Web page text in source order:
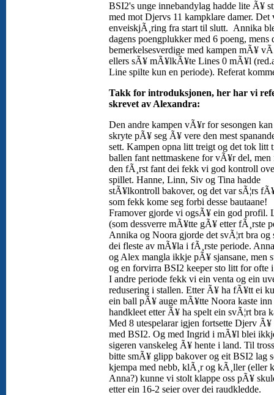
BSI2's unge innebandylag hadde lite Ã¥
med mot Djervs 11 kampklare damer. Det
enveiskjÃ¸ring fra start til slutt. Annika
dagens poengplukker med 6 poeng, mens
bemerkelsesverdige med kampen mÃ¥
ellers sÃ¥ mÃ¥lkÃ¥te Lines 0 mÃ¥l
Line spilte kun en periode). Referat
Takk for introduksjonen, her har vi
skrevet av Alexandra:
Den andre kampen vÃ¥r for sesongen
skryte pÃ¥ seg Ã¥ vere den mest
sett. Kampen opna litt treigt og det tok litt
ballen fant nettmaskene for vÃ¥r del,
den fÃ¸rst fant dei fekk vi god kontroll
spillet. Hanne, Linn, Siv og Tina hadde
stÃ¥lkontroll bakover, og det var sÃ¦rs
som fekk kome seg forbi desse bautaane!
Framover gjorde vi ogsÃ¥ ein god profil.
(som dessverre mÃ¥tte gÃ¥ etter fÃ¸rste
Annika og Noora gjorde det svÃ¦rt bra og
dei fleste av mÃ¥la i fÃ¸rste periode.
og Alex mangla ikkje pÃ¥ sjansane, men
og en forvirra BSI2 keeper sto litt for ofte
I andre periode fekk vi ein venta og ein
redusering i stallen. Etter Ã¥ ha fÃ¥tt ei
ein ball pÃ¥ auge mÃ¥tte Noora kaste inn
handkleet etter Ã¥ ha spelt ein svÃ¦rt bra
Med 8 utespelarar igjen fortsette Djerv Ã¥
med BSI2. Og med Ingrid i mÃ¥l blei
sigeren vanskeleg Ã¥ hente i land. Til
bitte smÃ¥ glipp bakover og eit BSI2 lag
kjempa med nebb, klÃ¸r og kÃ¸ller (eller
Anna?) kunne vi stolt klappe oss pÃ¥
etter ein 16-2 seier over dei raudkledde.